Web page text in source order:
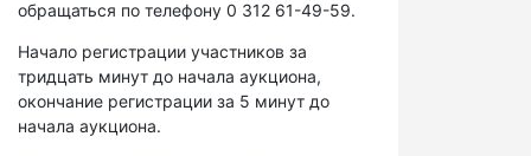
обращаться по телефону 0 312 61-49-59.
Начало регистрации участников за
тридцать минут до начала аукциона,
окончание регистрации за 5 минут до
начала аукциона.